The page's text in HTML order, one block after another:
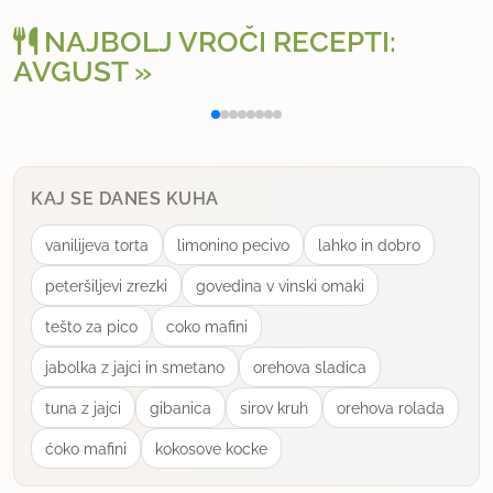
Drugi dan model namočim v vročo vodo za par
pa šarloto okrasim z sladko stepeno smetano.
uporabno
gogad
3697 sporočil
25.2.2007 ob 18:44
O ,hvala ,sedaj pa je meni vse jasno.Še to,kakšen
model uporabiš?
lp goga
NAJBOLJ VROČI RECEPTI:
AVGUST
Polnjena paprika na klasičen način
KAJ SE DANES KUHA
vanilijeva torta limonino pecivo lahko in dobro
peteršiljevi zrezki govedina v vinski omaki
tešto za pico coko mafini
jabolka z jajci in smetano orehova sladica
tuna z jajci gibanica sirov kruh orehova rolada
ćoko mafini kokosove kocke